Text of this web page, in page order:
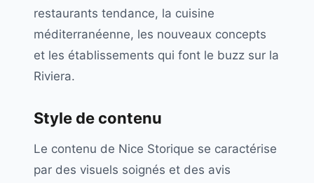
restaurants tendance, la cuisine
méditerranéenne, les nouveaux concepts
et les établissements qui font le buzz sur la
Riviera.
Style de contenu
Le contenu de Nice Storique se caractérise
par des visuels soignés et des avis